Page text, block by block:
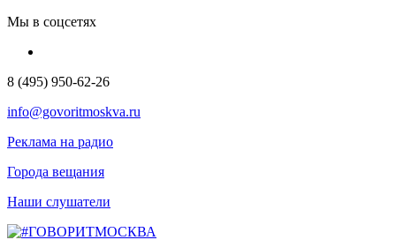
Мы в соцсетях
8 (495) 950-62-26
info@govoritmoskva.ru
Реклама на радио
Города вещания
Наши слушатели